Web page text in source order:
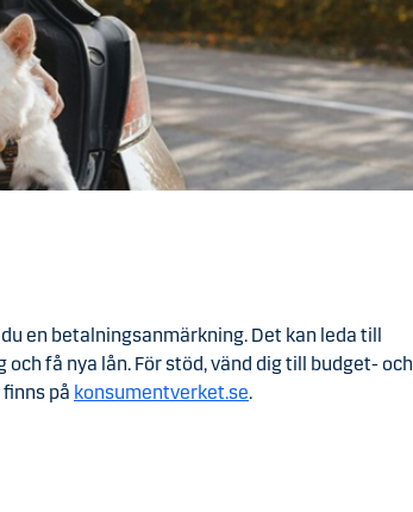
en betalningsanmärkning. Det kan leda till
få nya lån. För stöd, vänd dig till budget- och
på konsumentverket.se.